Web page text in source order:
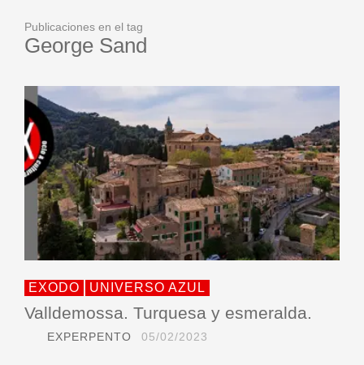
Publicaciones en el tag
George Sand
EXODO UNIVERSO AZUL
Valldemossa. Turquesa y esmeralda.
EXPERPENTO 05/02/2023